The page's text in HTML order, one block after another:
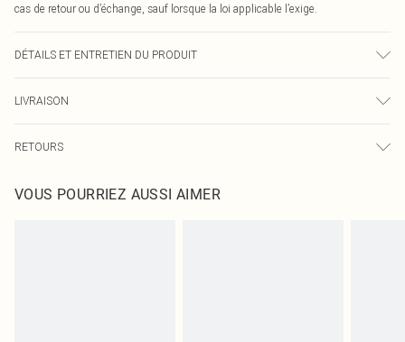
cas de retour ou d’échange, sauf lorsque la loi applicable l’exige.
DÉTAILS ET ENTRETIEN DU PRODUIT
couleur peut déteindre.
LIVRAISON
Livraison express France
Jusqu'à 2-3 jours ouvrables
RETOURS
pour nous retourner un article.
VOUS POURRIEZ AUSSI AIMER